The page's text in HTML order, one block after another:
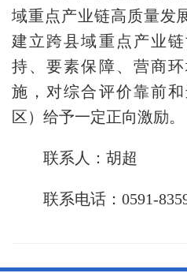
域重点产业链高质量发
建立跨县域重点产业
持、要素保障、营商
施，对综合评价靠前和
区）给予一定正向激励。
联系人：胡超
联系电话：0591-